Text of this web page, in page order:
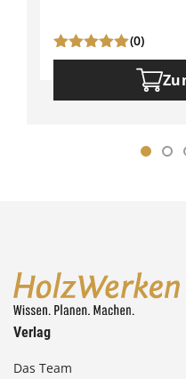
(0)
Verlag
Das Team